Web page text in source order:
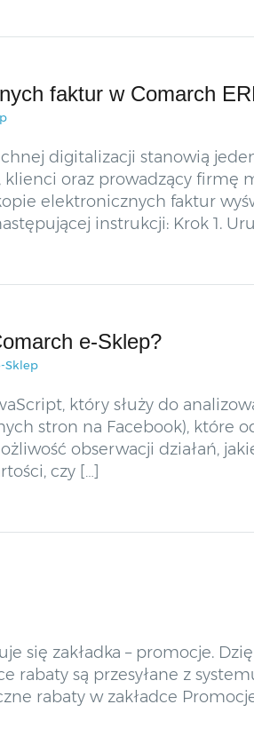
faktur w Comarch
digitalizacji stanowią
klienci oraz prowadzący firmę
elektronicznych faktur
instrukcji: Krok 1.
e-Sklep?
Sklep
który służy do
stron na Facebook), które
obserwacji działań,
czy […]
się zakładka – promocje.
rabaty są przesyłane z
rabaty w zakładce